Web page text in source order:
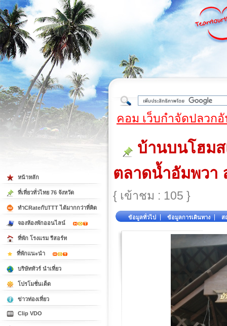
ต้
คอม เว็บกำจัดปลวก
บ้านบนโฮม
ตลาดน้ำอัมพวา
{ เข้าชม : 105 }
ข้อมูลทั่วไป ข้อมูลการเดินทาง ส
หน้าหลัก
ที่เที่ยวทั่วไทย 76 จังหวัด
ทำCRateกับTTT ได้มากกว่าที่คิด
จองห้องพักออนไลน์
ที่พัก โรงแรม รีสอร์ท
ที่พักแนะนำ
บริษัททัวร์ นำเที่ยว
โปรโมชั่นเด็ด
ข่าวท่องเที่ยว
Clip VDO